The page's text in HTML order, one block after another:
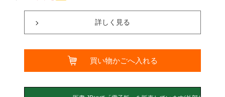
詳しく見る
買い物かごへ入れる